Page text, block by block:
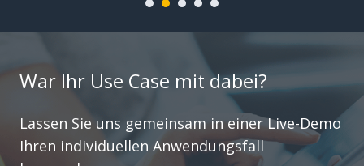
War Ihr Use Case mit dabei?
Lassen Sie uns gemeinsam in einer Live-Demo
Ihren individuellen Anwendungsfall